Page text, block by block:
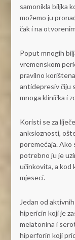
samonikla biljka
možemo ju
čak i na
Poput mnogih
vremenskom
pravilno
antidepresiv čiju
mnoga klinička i
Koristi se za
anksioznosti,
poremećaja.
potrebno ju je
učinkovita, a kod
mjeseci.
Jedan od
hipericin koji je
melatonina i
hiperforin koji